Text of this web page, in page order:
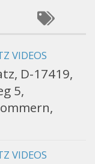
VIDEOS
D-17419,
5,
VIDEOS